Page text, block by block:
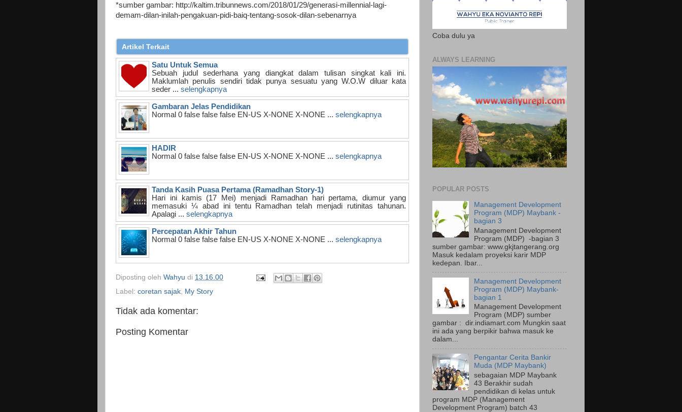
*sumber gambar: http://kaltim.tribunnews.com/2018/01/29/generasi-millennial-lagi-
demam-dilan-inilah-pengakuan-pidi-baiq-tentang-sosok-dilan-sebenarnya
Artikel Terkait
Satu Untuk Semua
Sebuah judul sederhana yang diangkat dalam tulisan singkat kali ini.
Maklumlah penulis sendiri tidak punya sesuatu yang W.O.W diluar kata
seder ... selengkapnya
Gambaran Jelas Pendidikan
Normal 0 false false false EN-US X-NONE X-NONE ... selengkapnya
HADIR
Normal 0 false false false EN-US X-NONE X-NONE ... selengkapnya
Tanda Kasih Puasa Pertama (Ramadhan Story-1)
Hari ini kamis (17 Mei) menjadi Ramadhan hari pertama, diumur yang
memasuki ¼ abad ini tentu Ramadhan telah menjadi rutinitas tahunan.
Apalagi ... selengkapnya
Percepatan Akhir Tahun
Normal 0 false false false EN-US X-NONE X-NONE ... selengkapnya
Diposting oleh Wahyu di 13.16.00
Label: coretan sajak My Story
Tidak ada komentar:
Posting Komentar
Coba dulu ya
ALWAYS LEARNING
POPULAR POSTS
Management Development
Program (MDP) Maybank -
bagian 3
Management Development
Program (MDP) -bagian 3
sumber gambar: www.gkjtangerang.org
Masuk kedalam proyeksi karir MDP
kedepan. Ibar...
Management Development
Program (MDP) Maybank-
bagian 1
Management Development
Program (MDP) sumber
gambar : dir.indiamart.com Mungkin saat
ini ada yang berpikir bahwa masuk ke
dalam...
Pengantar Cerita Bankir
Muda (MDP Maybank)
sebagaian MDP Maybank
43 Berakhir sudah
pendidikan di kelas untuk
program MDP (Management
Development Program) batch 43